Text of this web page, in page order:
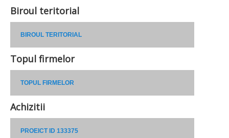
Biroul teritorial
BIROUL TERITORIAL
Topul firmelor
TOPUL FIRMELOR
Achizitii
PROEICT ID 133375